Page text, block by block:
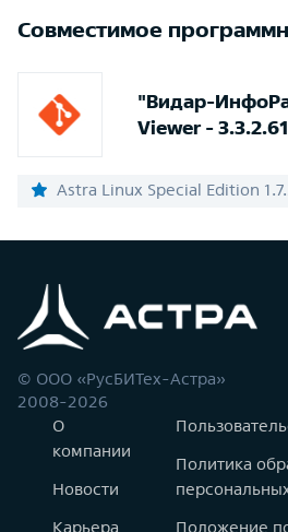
Совместимое
"Видар-
Viewer - 3.3.2.61
Astra Linux Special Edition
© ООО «РусБИТех-Астра»
2008-2026
О
компании
Новости
Карьера
Политика
Положение